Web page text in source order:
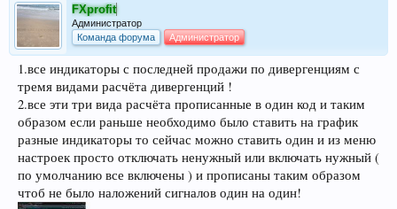
FXprofit
Администратор
Команда форума
Администратор
1.все индикаторы с последней продажи по дивергенциям с
тремя видами расчёта дивергенций !
2.все эти три вида расчёта прописанные в один код и таким
образом если раньше необходимо было ставить на график
разные индикаторы то сейчас можно ставить один и из меню
настроек просто отключать ненужный или включать нужный (
по умолчанию все включены ) и прописаны таким образом
чтоб не было наложений сигналов один на один!